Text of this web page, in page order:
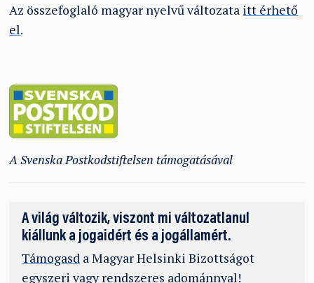
Az összefoglaló magyar nyelvű változata itt érhető
el.
A Svenska Postkodstiftelsen támogatásával
A világ változik, viszont mi változatlanul
kiállunk a jogaidért és a jogállamért.
Támogasd a Magyar Helsinki Bizottságot
egyszeri vagy rendszeres adománnyal!